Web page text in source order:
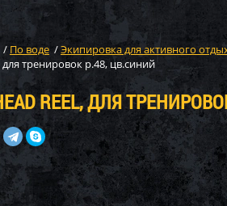
/ По воде /Экипировка для активного
для тренировок р.48, цв.синий
REEL, ДЛЯ